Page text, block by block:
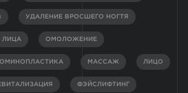
УДАЛЕНИЕ ВРОСШЕГО НОГТЯ
ЛИЦА ОМОЛОЖЕНИЕ
МАССАЖ ЛИЦО
ФЭЙСЛИФТИНГ